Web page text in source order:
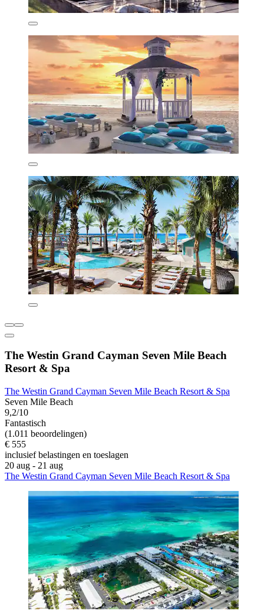
The Westin Grand Cayman Seven Mile Beach
Resort & Spa
The Westin Grand Cayman Seven Mile Beach Resort & Spa
Seven Mile Beach
9,2/10
Fantastisch
(1.011 beoordelingen)
€ 555
inclusief belastingen en toeslagen
20 aug - 21 aug
The Westin Grand Cayman Seven Mile Beach Resort & Spa